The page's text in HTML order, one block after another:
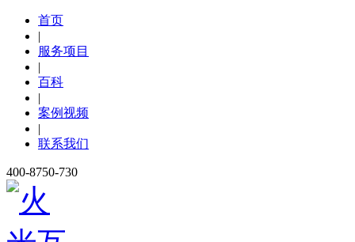
首页
|
服务项目
|
百科
|
案例视频
|
联系我们
400-8750-730